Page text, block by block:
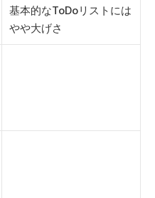
基本的なToDoリストには
やや大げさ